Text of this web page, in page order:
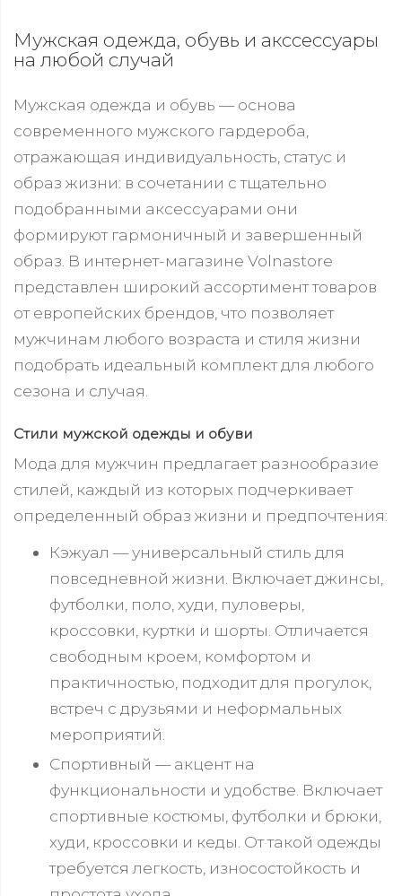
Мужская одежда, обувь и акссессуары
на любой случай
Мужская одежда и обувь — основа
современного мужского гардероба,
отражающая индивидуальность, статус и
образ жизни: в сочетании с тщательно
подобранными аксессуарами они
формируют гармоничный и завершенный
образ. В интернет-магазине Volnastore
представлен широкий ассортимент товаров
от европейских брендов, что позволяет
мужчинам любого возраста и стиля жизни
подобрать идеальный комплект для любого
сезона и случая.
Стили мужской одежды и обуви
Мода для мужчин предлагает разнообразие
стилей, каждый из которых подчеркивает
определенный образ жизни и предпочтения:
Кэжуал — универсальный стиль для
повседневной жизни. Включает джинсы,
футболки, поло, худи, пуловеры,
кроссовки, куртки и шорты. Отличается
свободным кроем, комфортом и
практичностью, подходит для прогулок,
встреч с друзьями и неформальных
мероприятий.
Спортивный — акцент на
функциональности и удобстве. Включает
спортивные костюмы, футболки и брюки,
худи, кроссовки и кеды. От такой одежды
требуется легкость, износостойкость и